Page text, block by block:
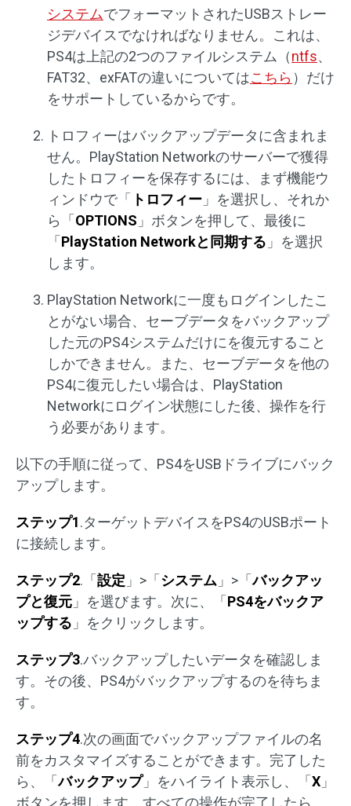
システムでフォーマットされたUSBストレー
ジデバイスでなければなりません。これは、
PS4は上記の2つのファイルシステム（ntfs、
FAT32、exFATの違いについてはこちら ）だけ
をサポートしているからです。
トロフィーはバックアップデータに含まれま
せん。PlayStation Networkのサーバーで獲得
したトロフィーを保存するには、まず機能ウ
ィンドウで「 トロフィー 」を選択し、それか
ら「 OPTIONS 」ボタンを押して、最後に
「 PlayStation Networkと同期する 」を選択
します。
PlayStation Networkに一度もログインしたこ
とがない場合、セーブデータをバックアップ
した元のPS4システムだけにを復元すること
しかできません。また、セーブデータを他の
PS4に復元したい場合は、PlayStation
Networkにログイン状態にした後、操作を行
う必要があります。
以下の手順に従って、PS4をUSBドライブにバック
アップします。
ステップ1.ターゲットデバイスをPS4のUSBポート
に接続します。
ステップ2.「 設定 」>「 システム 」>「バックアッ
プと復元 」を選びます。次に、「 PS4をバックア
ップする 」をクリックします。
ステップ3.バックアップしたいデータを確認しま
す。その後、PS4がバックアップするのを待ちま
す。
ステップ4.次の画面でバックアップファイルの名
前をカスタマイズすることができます。完了した
ら、「バックアップ」をハイライト表示し、「 X 」
ボタンを押します。すべての操作が完了したら、